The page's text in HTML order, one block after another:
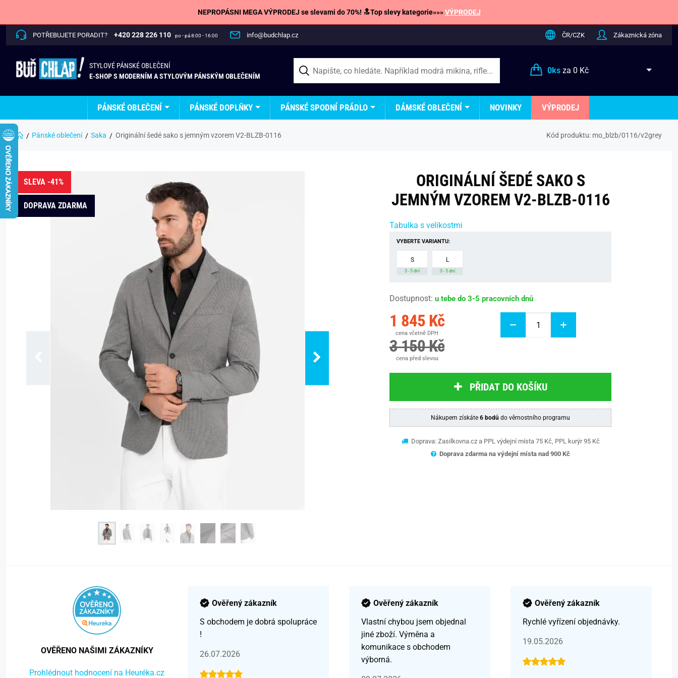
NEPROPÁSNI MEGA VÝPRODEJ se slevami do 70%! 🔝Top slevy kategorie»»»VÝPRODEJ
POTŘEBUJETE PORADIT? +420 228 226 110 po - pá 8:00 - 16:00 info@budchlap.cz ČR/CZK Zákaznická zóna
STYLOVÉ PÁNSKÉ OBLEČENÍ
E-SHOP S MODERNÍM A STYLOVÝM PÁNSKÝM OBLEČENÍM
0ksza 0 Kč
PÁNSKÉ OBLEČENÍ PÁNSKÉ DOPLŇKY PÁNSKÉ SPODNÍ PRÁDLO DÁMSKÉ OBLEČENÍ NOVINKY VÝPRODEJ
Pánské oblečení Saka Originální šedé sako s jemným vzorem V2-BLZB-0116 Kód produktu: mo_blzb/0116/v2grey
SLEVA -41%
DOPRAVA ZDARMA
ORIGINÁLNÍ ŠEDÉ SAKO S
JEMNÝM VZOREM V2-BLZB-0116
Tabulka s velikostmi
VYBERTE VARIANTU:
S
3 - 5 dní
L
3 - 5 dní
Dostupnost: u tebe do 3-5 pracovních dnů
1 845 Kč
cena včetně DPH
3 150 Kč
cena před slevou
PŘIDAT DO KOŠÍKU
Nákupem získáte 6 bodů do věrnostního programu
Doprava: Zasilkovna.cz a PPL výdejní místa 75 Kč, PPL kurýr 95 Kč
Doprava zdarma na výdejní místa nad 900 Kč
OVĚŘENO NAŠIMI ZÁKAZNÍKY
Prohlédnout hodnocení na Heuréka.cz
Ověřený zákazník
S obchodem je dobrá spolupráce
!
26.07.2026
Ověřený zákazník
Vlastní chybou jsem objednal
jiné zboží. Výměna a
komunikace s obchodem
výborná.
Ověřený zákazník
Rychlé vyřízení objednávky.
19.05.2026